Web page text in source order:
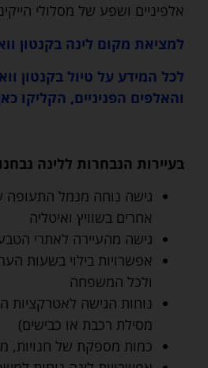
אלפיניים ושפע של מסלולי
למציאת מקום לינה בקנטון
לכל המידע על טיול בקנטון
והאלפים הפניניים, הקליקו
בעיירות הנבחרות ללינה
גישה נוחה מנמל התעופה
אחרים בשוויץ ואיטליה
גישה מהעיירה לאתרי הטבע
אפשרויות בילוי בשעות
ולכל המשפחה
נוחות הגישה לאטרקציות
מסילת רכבת או כבישים)
כמות מספקת של חנויות,